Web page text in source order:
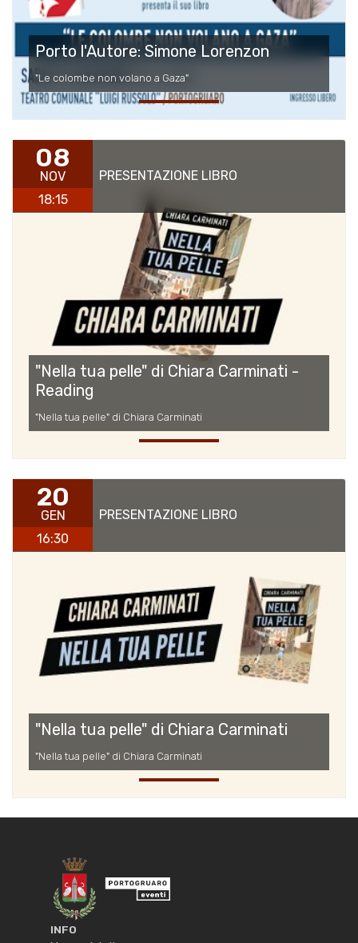
Porto l'Autore: Simone Lorenzon
"Le colombe non volano a Gaza"
08
NOV
18:15
PRESENTAZIONE LIBRO
"Nella tua pelle" di Chiara Carminati -
Reading
"Nella tua pelle" di Chiara Carminati
20
GEN
16:30
PRESENTAZIONE LIBRO
"Nella tua pelle" di Chiara Carminati
"Nella tua pelle" di Chiara Carminati
INFO